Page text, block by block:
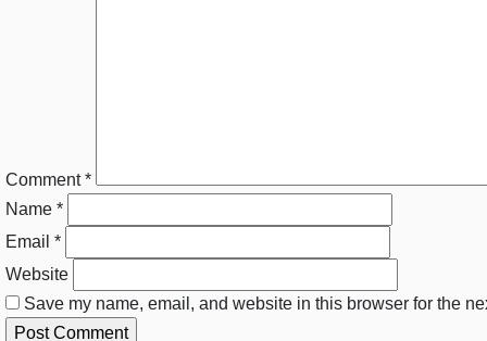
Comment*
Name *
Email *
Website
Save my name, email, and website in this browser for the